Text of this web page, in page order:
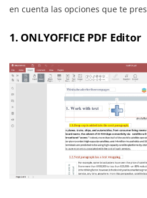
en cuenta las opciones que te
1. ONLYOFFICE PDF Editor